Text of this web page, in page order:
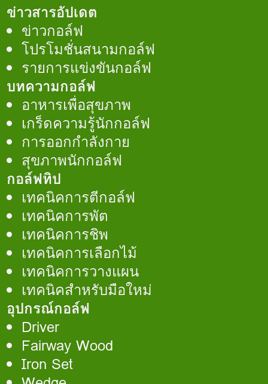
ข่าวสารอัปเดต
ข่าวกอล์ฟ
โปรโมชั่นสนามกอล์ฟ
รายการแข่งขันกอล์ฟ
บทความกอล์ฟ
อาหารเพื่อสุขภาพ
เกร็ดความรู้นักกอล์ฟ
การออกกำลังกาย
สุขภาพนักกอล์ฟ
กอล์ฟทิป
เทคนิคการตีกอล์ฟ
เทคนิคการพัต
เทคนิคการชิพ
เทคนิคการเลือกไม้
เทคนิคการวางแผน
เทคนิคสำหรับมือใหม่
อุปกรณ์กอล์ฟ
Driver
Fairway Wood
Iron Set